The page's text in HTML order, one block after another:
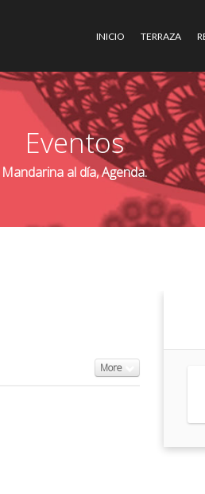
INICIO TERRAZA
Eventos
Mandarina al día, Agenda.
More